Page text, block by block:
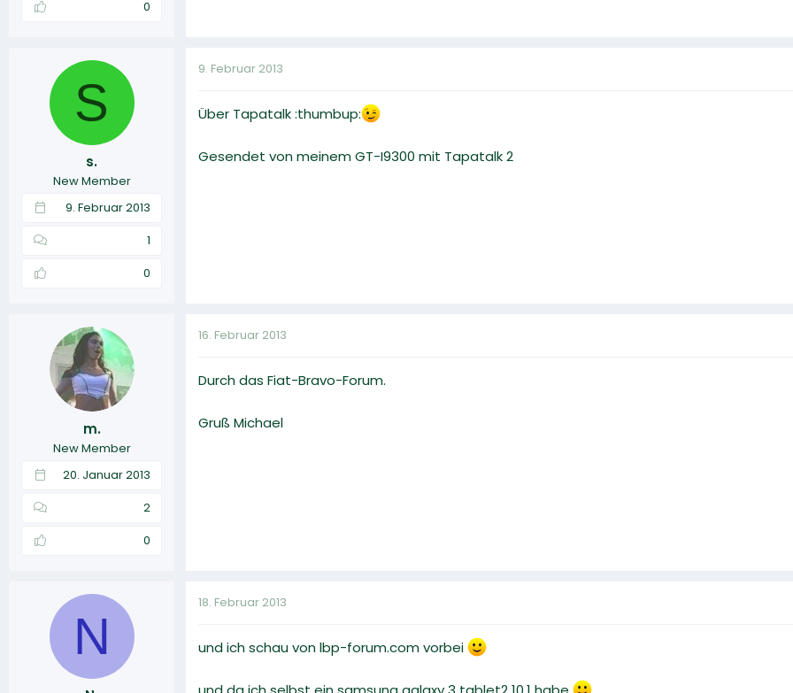
0
S
s.
New Member
9. Februar 2013
1
0
9. Februar 2013
Über Tapatalk :thumbup:
Gesendet von meinem GT-I9300 mit Tapatalk 2
m.
New Member
20. Januar 2013
2
0
16. Februar 2013
Durch das Fiat-Bravo-Forum.
Gruß Michael
N
18. Februar 2013
und ich schau von lbp-forum.com vorbei